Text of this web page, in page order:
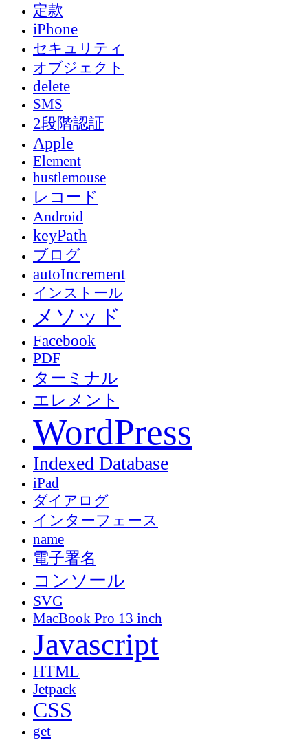
定款
iPhone
セキュリティ
オブジェクト
delete
SMS
2段階認証
Apple
Element
hustlemouse
レコード
Android
keyPath
ブログ
autoIncrement
インストール
メソッド
Facebook
PDF
ターミナル
エレメント
WordPress
Indexed Database
iPad
ダイアログ
インターフェース
name
電子署名
コンソール
SVG
MacBook Pro 13 inch
Javascript
HTML
Jetpack
CSS
get